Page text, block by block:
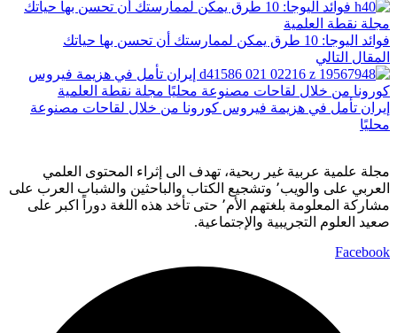
فوائد اليوجا: 10 طرق يمكن لممارستك أن تحسن بها حياتك
المقال التالي
إيران تأمل في هزيمة فيروس كورونا من خلال لقاحات مصنوعة
محليًا
مجلة علمية عربية غير ربحية، تهدف الى إثراء المحتوى العلمي
العربي على والويب٬ وتشجيع الكتاب والباحثين والشباب العرب على
مشاركة المعلومة بلغتهم الأم٬ حتى تأخد هذه اللغة دوراً اكبر على
صعيد العلوم التجريبية والإجتماعية.
Facebook